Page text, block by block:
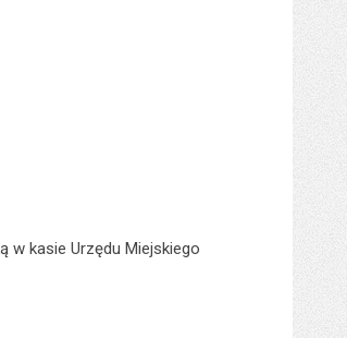
w kasie Urzędu Miejskiego